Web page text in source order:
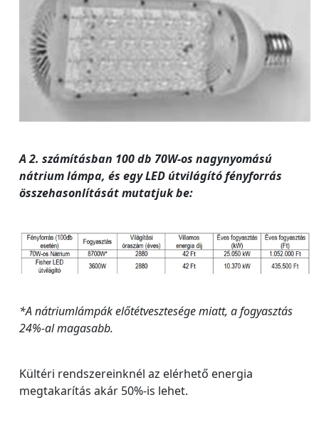
A 2. számításban 100 db 70W-os nagynyomású
nátrium lámpa, és egy LED útvilágító fényforrás
összehasonlítását mutatjuk be:
*A nátriumlámpák előtétvesztesége miatt, a fogyasztás
24%-al magasabb.
Kültéri rendszereinknél az elérhető energia
megtakarítás akár 50%-is lehet.